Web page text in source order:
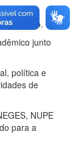
de
extensão.
junto
política e
de
NUPE
para a